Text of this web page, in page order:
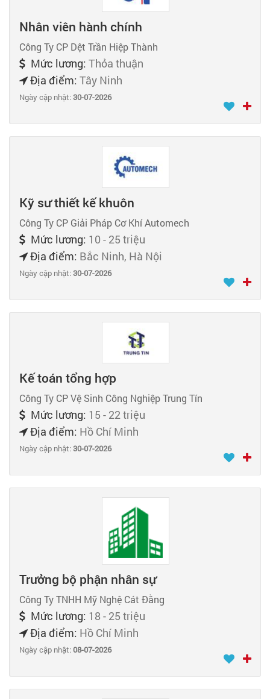
Nhân viên hành chính
Công Ty CP Dệt Trần Hiệp Thành
Mức lương: Thỏa thuận
Địa điểm: Tây Ninh
Ngày cập nhật:30-07-2026
Kỹ sư thiết kế khuôn
Công Ty CP Giải Pháp Cơ Khí Automech
Mức lương: 10 - 25 triệu
Địa điểm: Bắc Ninh, Hà Nội
Ngày cập nhật:30-07-2026
Kế toán tổng hợp
Công Ty CP Vệ Sinh Công Nghiệp Trung Tín
Mức lương: 15 - 22 triệu
Địa điểm: Hồ Chí Minh
Ngày cập nhật:30-07-2026
Trưởng bộ phận nhân sự
Công Ty TNHH Mỹ Nghệ Cát Đằng
Mức lương: 18 - 25 triệu
Địa điểm: Hồ Chí Minh
Ngày cập nhật:08-07-2026